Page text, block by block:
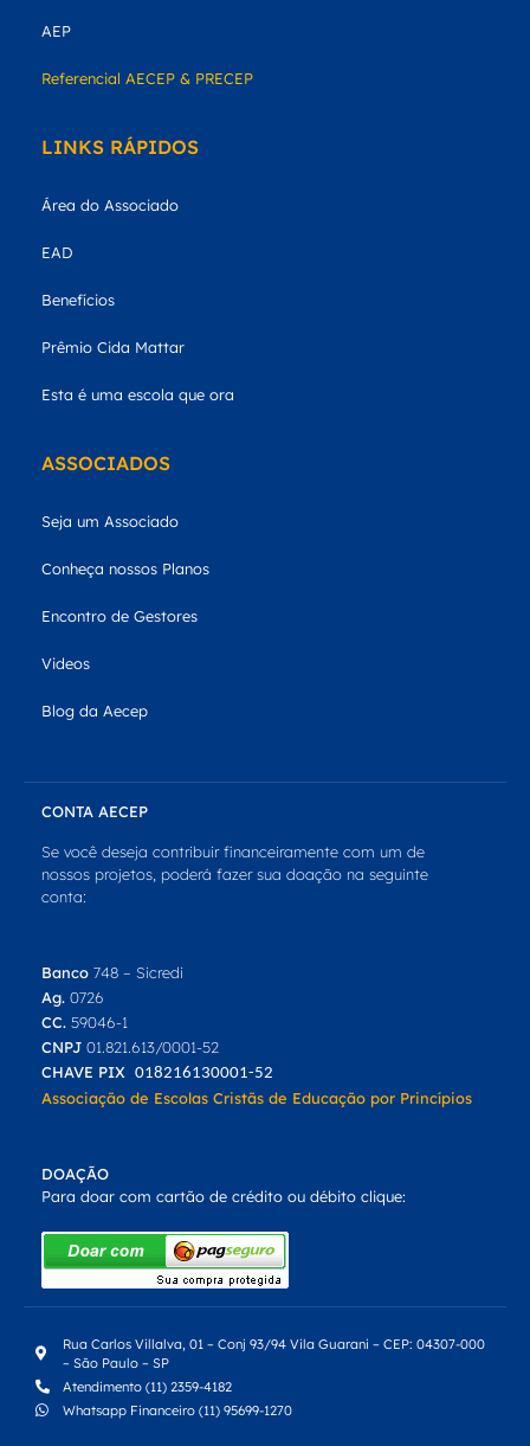
AEP
Referencial AECEP & PRECEP
LINKS RÁPIDOS
Área do Associado
EAD
Benefícios
Prêmio Cida Mattar
Esta é uma escola que ora
ASSOCIADOS
Seja um Associado
Conheça nossos Planos
Encontro de Gestores
Videos
Blog da Aecep
CONTA AECEP
Se você deseja contribuir financeiramente com um de
nossos projetos, poderá fazer sua doação na seguinte
conta:
Banco 748 – Sicredi
Ag. 0726
CC. 59046-1
CNPJ 01.821.613/0001-52
CHAVE PIX 018216130001-52
Associação de Escolas Cristãs de Educação por Princípios
DOAÇÃO
Para doar com cartão de crédito ou débito clique:
Rua Carlos Villalva, 01 – Conj 93/94 Vila Guarani – CEP: 04307-000
– São Paulo – SP
Atendimento (11) 2359-4182
Whatsapp Financeiro (11) 95699-1270